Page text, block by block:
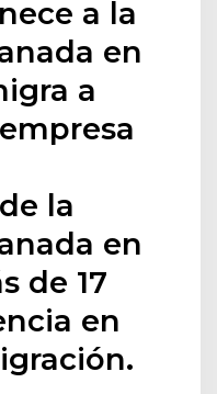
a la
en
a
la
en
de 17
en